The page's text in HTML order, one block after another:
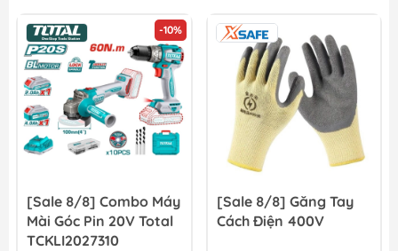
Cờ lê lực Total THT106386 3/8
130.500₫ 145.000₫
-10%
[Sale 8/8] Combo Máy
Mài Góc Pin 20V Total
TCKLI2027310
[Sale 8/8] Găng Tay
Cách Điện 400V